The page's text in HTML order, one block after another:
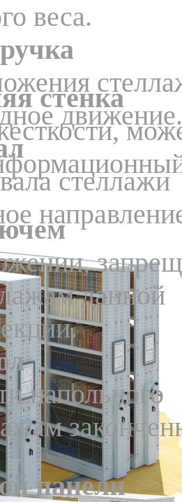
веса.
движение.
стеллажи
стенка
данной
напольного
панели